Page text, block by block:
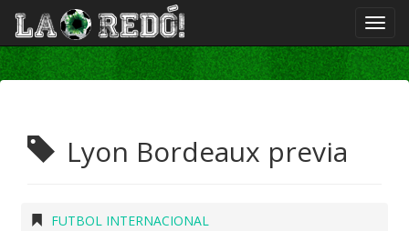
Lyon Bordeaux previa
FUTBOL INTERNACIONAL